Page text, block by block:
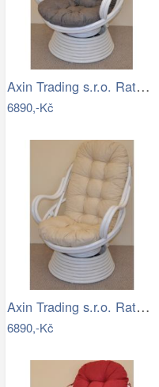
Axin Trading s.r.o. Ratanové houpací…
6890,-Kč
Axin Trading s.r.o. Ratanové houpací…
6890,-Kč